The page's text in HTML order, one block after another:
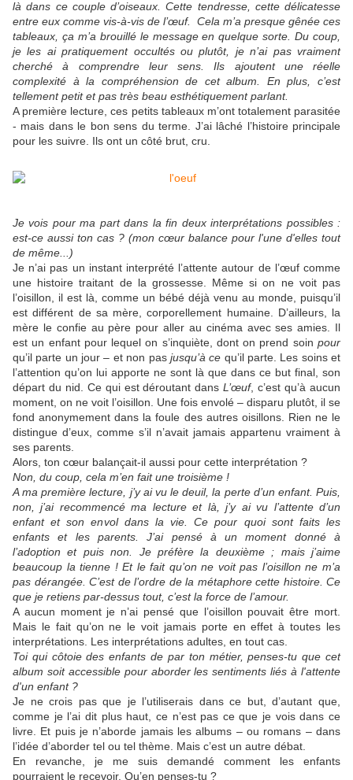
là dans ce couple d’oiseaux. Cette tendresse, cette délicatesse
entre eux comme vis-à-vis de l’œuf. Cela m’a presque gênée ces
tableaux, ça m’a brouillé le message en quelque sorte. Du coup,
je les ai pratiquement occultés ou plutôt, je n’ai pas vraiment
cherché à comprendre leur sens. Ils ajoutent une réelle
complexité à la compréhension de cet album. En plus, c’est
tellement petit et pas très beau esthétiquement parlant.
A première lecture, ces petits tableaux m’ont totalement parasitée
- mais dans le bon sens du terme. J’ai lâché l’histoire principale
pour les suivre. Ils ont un côté brut, cru.
Je vois pour ma part dans la fin deux interprétations possibles :
est-ce aussi ton cas ? (mon cœur balance pour l'une d'elles tout
de même...)
Je n’ai pas un instant interprété l’attente autour de l’œuf comme
une histoire traitant de la grossesse. Même si on ne voit pas
l’oisillon, il est là, comme un bébé déjà venu au monde, puisqu’il
est différent de sa mère, corporellement humaine. D’ailleurs, la
mère le confie au père pour aller au cinéma avec ses amies. Il
est un enfant pour lequel on s’inquiète, dont on prend soin pour
qu’il parte un jour – et non pas jusqu’à ce qu’il parte. Les soins et
l’attention qu’on lui apporte ne sont là que dans ce but final, son
départ du nid. Ce qui est déroutant dansL’œuf, c’est qu’à aucun
moment, on ne voit l’oisillon. Une fois envolé – disparu plutôt, il se
fond anonymement dans la foule des autres oisillons. Rien ne le
distingue d’eux, comme s’il n’avait jamais appartenu vraiment à
ses parents.
Alors, ton cœur balançait-il aussi pour cette interprétation ?
Non, du coup, cela m’en fait une troisième !
A ma première lecture, j’y ai vu le deuil, la perte d’un enfant. Puis,
non, j’ai recommencé ma lecture et là, j’y ai vu l’attente d’un
enfant et son envol dans la vie. Ce pour quoi sont faits les
enfants et les parents. J’ai pensé à un moment donné à
l’adoption et puis non. Je préfère la deuxième ; mais j’aime
beaucoup la tienne ! Et le fait qu’on ne voit pas l’oisillon ne m’a
pas dérangée. C’est de l’ordre de la métaphore cette histoire. Ce
que je retiens par-dessus tout, c’est la force de l’amour.
A aucun moment je n’ai pensé que l’oisillon pouvait être mort.
Mais le fait qu’on ne le voit jamais porte en effet à toutes les
interprétations. Les interprétations adultes, en tout cas.
Toi qui côtoie des enfants de par ton métier, penses-tu que cet
album soit accessible pour aborder les sentiments liés à l'attente
d'un enfant ?
Je ne crois pas que je l’utiliserais dans ce but, d’autant que,
comme je l’ai dit plus haut, ce n’est pas ce que je vois dans ce
livre. Et puis je n’aborde jamais les albums – ou romans – dans
l’idée d’aborder tel ou tel thème. Mais c’est un autre débat.
En revanche, je me suis demandé comment les enfants
pourraient le recevoir. Qu’en penses-tu ?